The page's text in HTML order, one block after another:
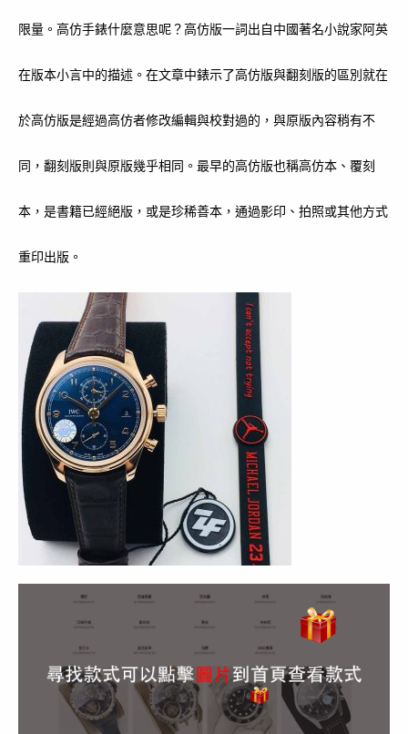
限量。高仿手錶什麼意思呢？高仿版一詞出自中國著名小說家阿英
在版本小言中的描述。在文章中錶示了高仿版與翻刻版的區別就在
於高仿版是經過高仿者修改編輯與校對過的，與原版內容稍有不
同，翻刻版則與原版幾乎相同。最早的高仿版也稱高仿本、覆刻
本，是書籍已經絕版，或是珍稀善本，通過影印、拍照或其他方式
重印出版。